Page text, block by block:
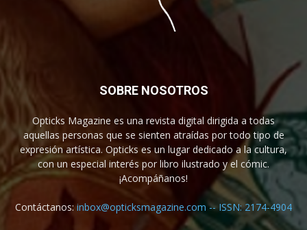
SOBRE NOSOTROS
Opticks Magazine es una revista digital dirigida a todas
aquellas personas que se sienten atraídas por todo tipo de
expresión artística. Opticks es un lugar dedicado a la cultura,
con un especial interés por libro ilustrado y el cómic.
¡Acompáñanos!
Contáctanos:inbox@opticksmagazine.com -- ISSN: 2174-4904